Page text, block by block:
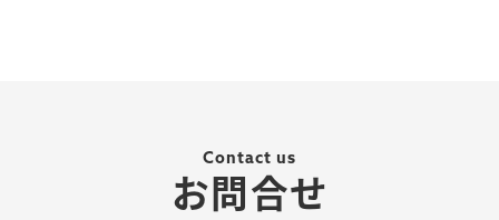
Contact us
お問合せ